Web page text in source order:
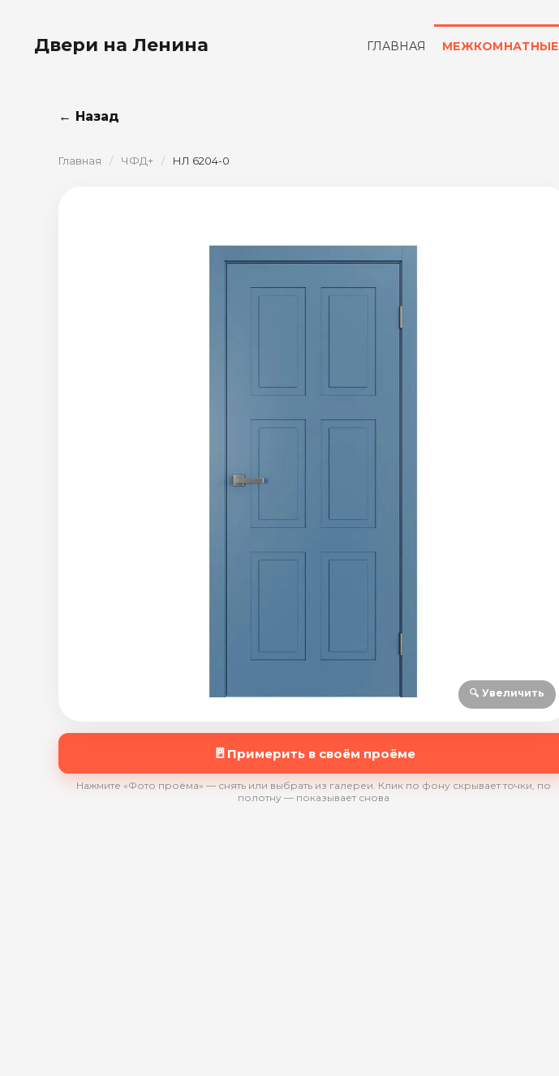
Двери на Ленина ГЛАВНАЯ МЕЖКОМНАТНЫЕ
← Назад
Главная / ЧФД+ / НЛ 6204-0
🔍 Увеличить
🚪 Примерить в своём проёме
Нажмите «Фото проёма» — снять или выбрать из галереи. Клик по фону скрывает точки, по
полотну — показывает снова